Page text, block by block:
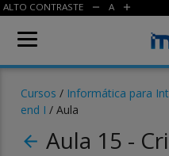
ALTO CONTRASTE remove A add
Cursos / Informática para
end I / Aula
arrow_back Aula 15 -